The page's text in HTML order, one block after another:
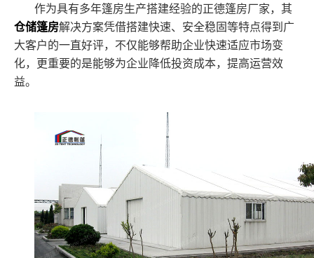
作为具有多年篷房生产搭建经验的正德篷房厂家，其
仓储篷房解决方案凭借搭建快速、安全稳固等特点得到广
大客户的一直好评，不仅能够帮助企业快速适应市场变
化，更重要的是能够为企业降低投资成本，提高运营效
益。